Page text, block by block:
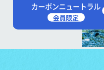
カーボンニュートラル
会員限定